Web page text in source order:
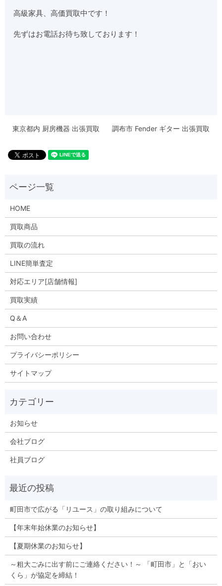
高級家具、高価買取中です！
先ずはお電話お待ち致しております！
東京都内 厨房機器 出張買取 調布市 Fender ギター 出張買取
HOME
買取商品
買取の流れ
LINE簡単査定
対応エリア[店舗情報]
買取実績
Q＆A
お問い合わせ
プライバシーポリシー
サイトマップ
お知らせ
会社ブログ
社員ブログ
町田市で広がる「リユース」の取り組みについて
【年末年始休業のお知らせ】
【夏期休業のお知らせ】
～粗大ごみに出す前にご連絡ください！～ 「町田市」と「おい
くら」が協定を締結！